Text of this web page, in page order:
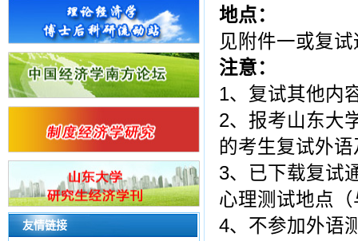
友情链接
地点：
见附件一或复
注意：
1、复试其他内
2、报考山东大
的考生复试外
3、已下载复试
心理测试地点
4、不参加外语